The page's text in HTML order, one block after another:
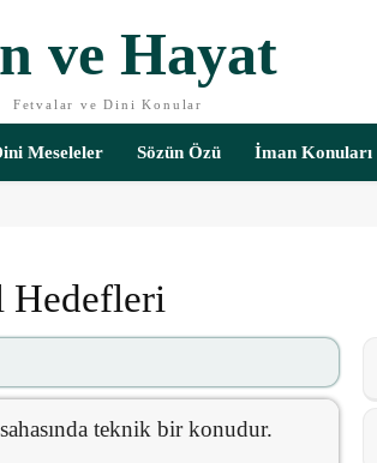
ve Hayat
Fetvalar ve Dini Konular
Meseleler Sözün Özü İman Konuları
Hedefleri
teknik bir konudur.